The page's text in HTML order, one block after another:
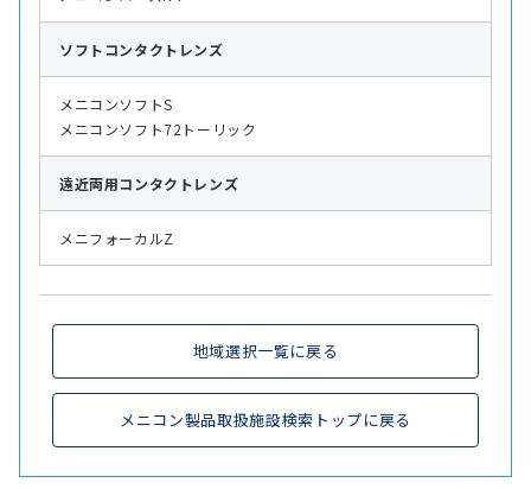
ソフト コンタクトレンズ
メニコンソフトS
メニコンソフト72トーリック
遠近両用コンタクトレンズ
メニフォーカルZ
地域選択一覧に戻る
メニコン製品取扱施設検索トップに戻る